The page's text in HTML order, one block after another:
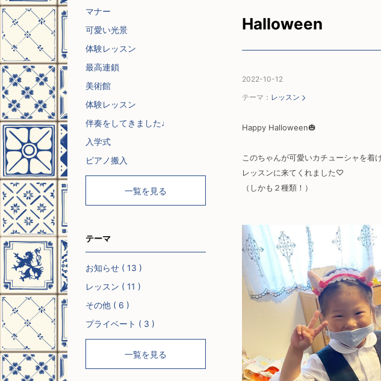
Halloween
2022-10-12
テーマ： レッスン
Happy Halloween🎃
このちゃんが可愛いカチューシャを着
レッスンに来てくれました♡
（しかも２種類！）
マナー
可愛い光景
体験レッスン
最高連鎖
美術館
体験レッスン
伴奏をしてきました♩
入学式
ピアノ搬入
一覧を見る
テーマ
お知らせ ( 13 )
レッスン ( 11 )
その他 ( 6 )
プライベート ( 3 )
一覧を見る